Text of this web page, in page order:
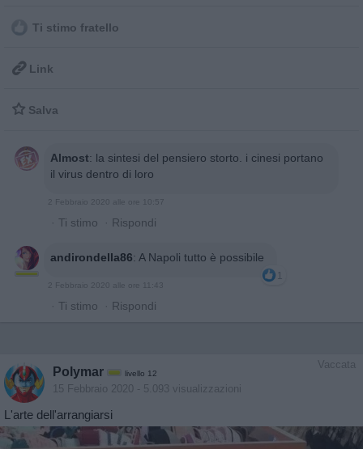
Ti stimo fratello
 Link
 Salva
Almost: la sintesi del pensiero storto. i cinesi portano
il virus dentro di loro
2 Febbraio 2020 alle ore 10:57
· Ti stimo · Rispondi
andirondella86: A Napoli tutto è possibile
1
2 Febbraio 2020 alle ore 11:43
· Ti stimo · Rispondi
Vaccata
Polymar livello 12
15 Febbraio 2020 - 5.093 visualizzazioni
L'arte dell'arrangiarsi